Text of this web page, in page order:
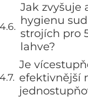
Jak zvyšuje
hygienu
strojích pro
lahve?
Je
efektivnější